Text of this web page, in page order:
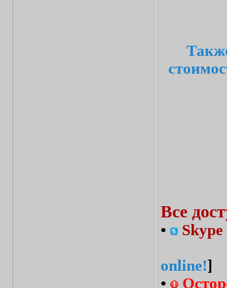
Все
•
online!]
•